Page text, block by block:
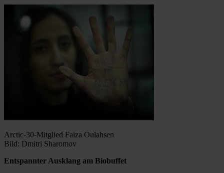
Arctic-30-Mitglied Faiza Oulahsen
Bild: Dmitri Sharomov
Entspannter Ausklang am Biobuffet